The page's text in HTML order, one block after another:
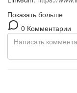
Показать больше
0 Комментарии